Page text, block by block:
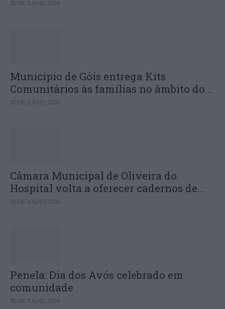
30 DE JULHO, 2026
Município de Góis entrega Kits
Comunitários às famílias no âmbito do...
30 DE JULHO, 2026
Câmara Municipal de Oliveira do
Hospital volta a oferecer cadernos de...
30 DE JULHO, 2026
Penela: Dia dos Avós celebrado em
comunidade
30 DE JULHO, 2026